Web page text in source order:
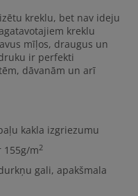
kreklu, bet nav ideju
kreklu
mīļos, draugus un
ir perfekti
dāvanām un arī
kakla izgriezumu
155g/m2
gali, apakšmala